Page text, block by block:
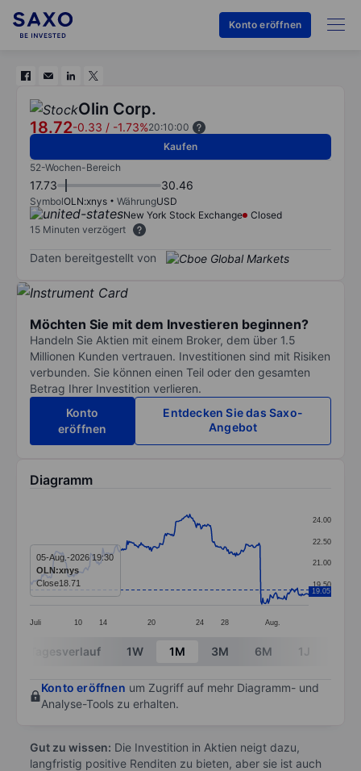
Konto eröffnen
Olin Corp.
18.72-0.33 / -1.73%20:10:00
Kaufen
52-Wochen-Bereich
17.73 30.46
SymbolOLN:xnys WährungUSD
New York Stock Exchange
Closed
15 Minuten verzögert
Daten bereitgestellt von
Möchten Sie mit dem Investieren beginnen?
Handeln Sie Aktien mit einem Broker, dem über 1.5
Millionen Kunden vertrauen. Investitionen sind mit Risiken
verbunden. Sie können einen Teil oder den gesamten
Betrag Ihrer Investition verlieren.
Konto
eröffnen
Entdecken Sie das Saxo-
Angebot
Diagramm
Line chart with 299 data points.
The chart has 1 X axis displaying categories.
The chart has 1 Y axis displaying values. Data
Juli 10 14 20 24 28 Aug.
19.50
21.00
22.50
24.00
19.05
05-Aug.-2026 19:30
OLN:xnys
Close18.71
End of interactive chart.
Tagesverlauf 1W 1M 3M 6M 1J
Konto eröffnen um Zugriff auf mehr Diagramm- und
Analyse-Tools zu erhalten.
Gut zu wissen: Die Investition in Aktien neigt dazu,
langfristig positive Renditen zu bieten, aber sie ist auch